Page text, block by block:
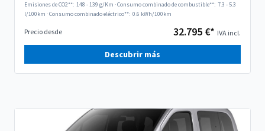
Emisiones de CO2**: 148 - 139 g/Km ·Consumo combinado de combustible**: 7.3 - 5.3
l/100km ·Consumo combinado eléctrico**: 0.6 kWh/100km
Precio desde 32.795 €* IVA incl.
Descubrir más